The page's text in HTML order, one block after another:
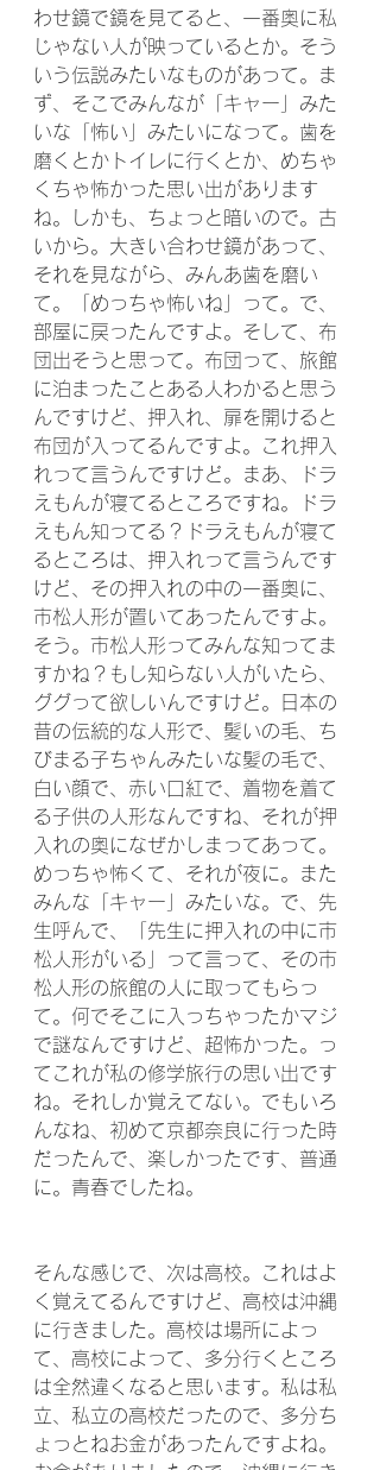
わせ鏡で鏡を見てると、一番奥に私
じゃない人が映っているとか。そう
いう伝説みたいなものがあって。ま
ず、そこでみんなが「キャー」みた
いな「怖い」みたいになって。歯を
磨くとかトイレに行くとか、めちゃ
くちゃ怖かった思い出があります
ね。しかも、ちょっと暗いので。古
いから。大きい合わせ鏡があって、
それを見ながら、みんあ歯を磨い
て。「めっちゃ怖いね」って。で、
部屋に戻ったんですよ。そして、布
団出そうと思って。布団って、旅館
に泊まったことある人わかると思う
んですけど、押入れ、扉を開けると
布団が入ってるんですよ。これ押入
れって言うんですけど。まあ、ドラ
えもんが寝てるところですね。ドラ
えもん知ってる？ドラえもんが寝て
るところは、押入れって言うんです
けど、その押入れの中の一番奥に、
市松人形が置いてあったんですよ。
そう。市松人形ってみんな知ってま
すかね？もし知らない人がいたら、
ググって欲しいんですけど。日本の
昔の伝統的な人形で、髪いの毛、ち
びまる子ちゃんみたいな髪の毛で、
白い顔で、赤い口紅で、着物を着て
る子供の人形なんですね、それが押
入れの奥になぜかしまってあって。
めっちゃ怖くて、それが夜に。また
みんな「キャー」みたいな。で、先
生呼んで、「先生に押入れの中に市
松人形がいる」って言って、その市
松人形の旅館の人に取ってもらっ
て。何でそこに入っちゃったかマジ
で謎なんですけど、超怖かった。っ
てこれが私の修学旅行の思い出です
ね。それしか覚えてない。でもいろ
んなね、初めて京都奈良に行った時
だったんで、楽しかったです、普通
に。青春でしたね。
そんな感じで、次は高校。これはよ
く覚えてるんですけど、高校は沖縄
に行きました。高校は場所によっ
て、高校によって、多分行くところ
は全然違くなると思います。私は私
立、私立の高校だったので、多分ち
ょっとねお金があったんですよね。